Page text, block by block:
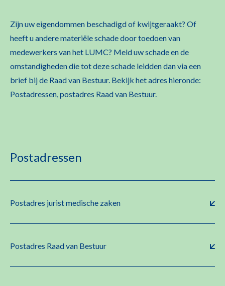
Zijn uw eigendommen beschadigd of kwijtgeraakt? Of
heeft u andere materiële schade door toedoen van
medewerkers van het LUMC? Meld uw schade en de
omstandigheden die tot deze schade leidden dan via een
brief bij de Raad van Bestuur. Bekijk het adres hieronde:
Postadressen, postadres Raad van Bestuur.
Postadressen
Postadres jurist medische zaken
Postadres Raad van Bestuur